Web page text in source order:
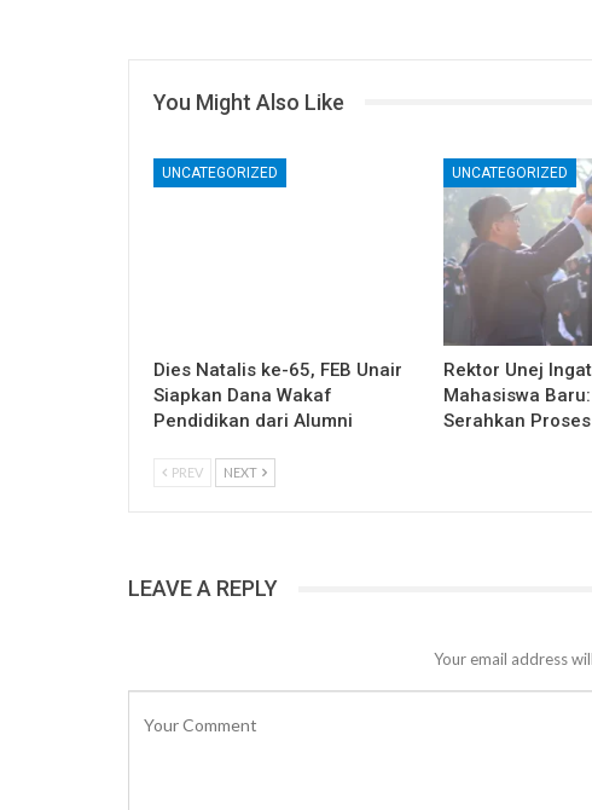
You Might Also Like
UNCATEGORIZED
Dies Natalis ke-65, FEB Unair
Siapkan Dana Wakaf
Pendidikan dari Alumni
UNCATEGORIZED
Rektor Unej
Mahasiswa
Serahkan
PREV NEXT
LEAVE A REPLY
Your email address